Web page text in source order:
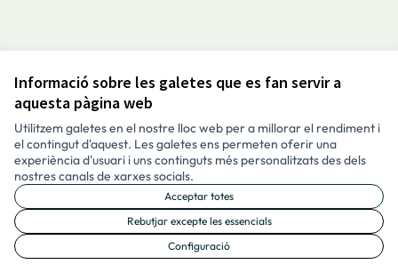
Informació sobre les galetes que es fan servir a
aquesta pàgina web
Utilitzem galetes en el nostre lloc web per a millorar el rendiment i
el contingut d'aquest. Les galetes ens permeten oferir una
experiència d'usuari i uns continguts més personalitzats des dels
nostres canals de xarxes socials.
Acceptar totes
Rebutjar excepte les essencials
Configuració
Avís legal i condicions d’ús
Configuració de les galetes
Català
Triar la llenguaElegir el idiomaAukeratu hizkuntzaChoose language
Made with ❤️
(Enllaç extern)
Web creada amb programari lliure.
Amb
(Enllaç